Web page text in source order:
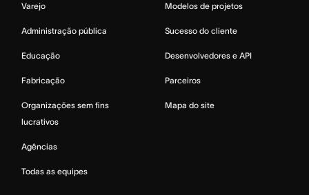
Varejo
Administração pública
Educação
Fabricação
Organizações sem fins
lucrativos
Agências
Todas as equipes
Modelos de projetos
Sucesso do cliente
Desenvolvedores e API
Parceiros
Mapa do site